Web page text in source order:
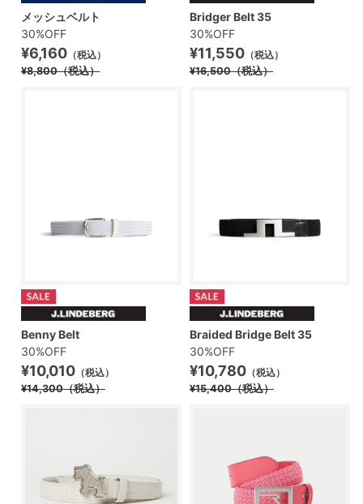
メッシュベルト
30%OFF
¥6,160 （税込）
¥8,800（税込）
Bridger Belt 35
30%OFF
¥11,550 （税込）
¥16,500（税込）
Benny Belt
30%OFF
¥10,010 （税込）
¥14,300（税込）
Braided Bridge Belt 35
30%OFF
¥10,780 （税込）
¥15,400（税込）